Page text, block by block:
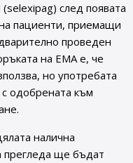
след появата
пациенти, приемащи
проведен
на ЕМА е, че
но употребата
одобрената към
налична
прегледа ще бъдат